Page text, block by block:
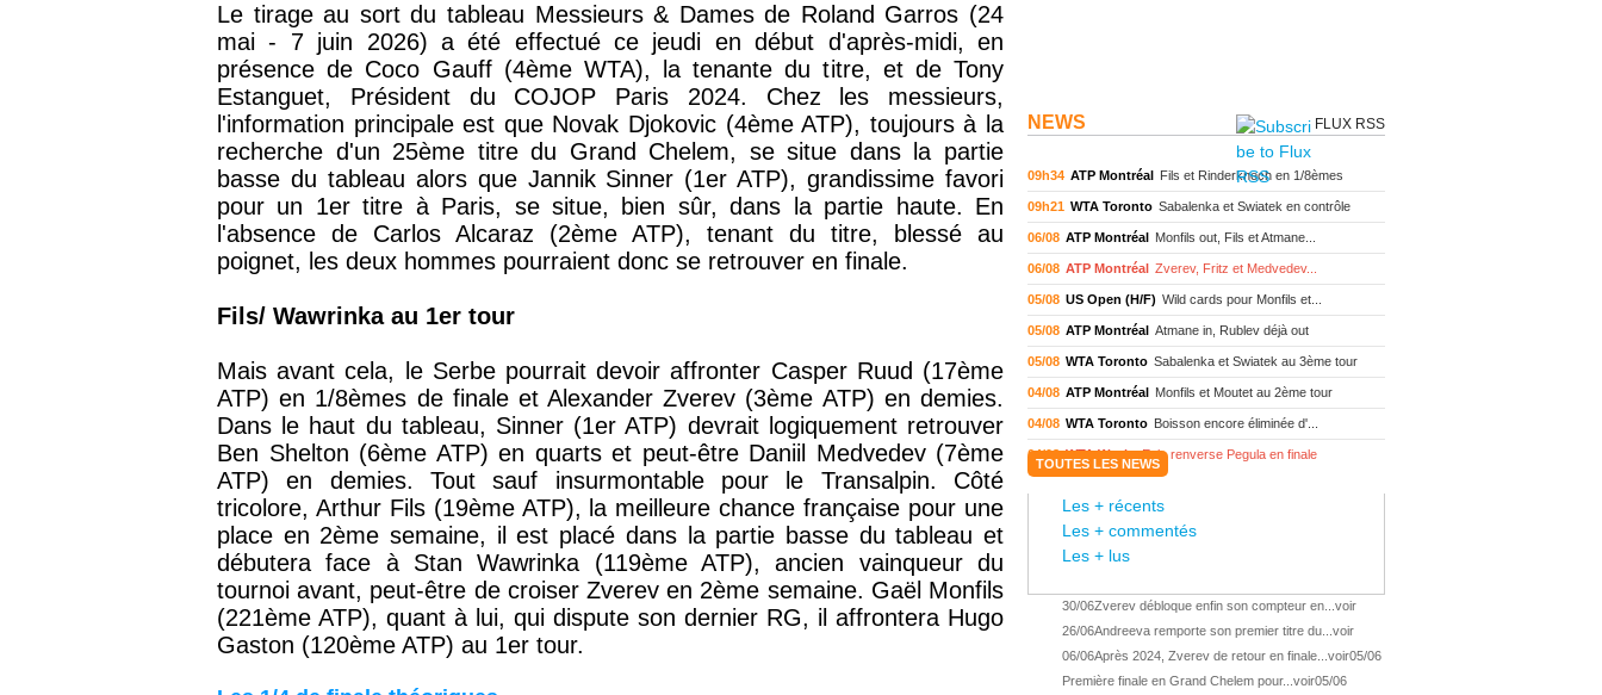
Le tirage au sort du tableau Messieurs & Dames de Roland Garros (24
mai - 7 juin 2026) a été effectué ce jeudi en début d'après-midi, en
présence de Coco Gauff (4ème WTA), la tenante du titre, et de Tony
Estanguet, Président du COJOP Paris 2024. Chez les messieurs,
l'information principale est que Novak Djokovic (4ème ATP), toujours à la
recherche d'un 25ème titre du Grand Chelem, se situe dans la partie
basse du tableau alors que Jannik Sinner (1er ATP), grandissime favori
pour un 1er titre à Paris, se situe, bien sûr, dans la partie haute. En
l'absence de Carlos Alcaraz (2ème ATP), tenant du titre, blessé au
poignet, les deux hommes pourraient donc se retrouver en finale.
Fils/ Wawrinka au 1er tour
Mais avant cela, le Serbe pourrait devoir affronter Casper Ruud (17ème
ATP) en 1/8èmes de finale et Alexander Zverev (3ème ATP) en demies.
Dans le haut du tableau, Sinner (1er ATP) devrait logiquement retrouver
Ben Shelton (6ème ATP) en quarts et peut-être Daniil Medvedev (7ème
ATP) en demies. Tout sauf insurmontable pour le Transalpin. Côté
tricolore, Arthur Fils (19ème ATP), la meilleure chance française pour une
place en 2ème semaine, il est placé dans la partie basse du tableau et
débutera face à Stan Wawrinka (119ème ATP), ancien vainqueur du
tournoi avant, peut-être de croiser Zverev en 2ème semaine. Gaël Monfils
(221ème ATP), quant à lui, qui dispute son dernier RG, il affrontera Hugo
Gaston (120ème ATP) au 1er tour.
NEWS FLUX RSS
09h34 ATP Montréal Fils et Rinderknech en 1/8èmes
09h21 WTA Toronto Sabalenka et Swiatek en contrôle
06/08 ATP Montréal Monfils out, Fils et Atmane...
06/08 ATP Montréal Zverev, Fritz et Medvedev...
05/08 US Open (H/F) Wild cards pour Monfils et...
05/08 ATP Montréal Atmane in, Rublev déjà out
05/08 WTA Toronto Sabalenka et Swiatek au 3ème tour
04/08 ATP Montréal Monfils et Moutet au 2ème tour
04/08 WTA Toronto Boisson encore éliminée d'...
04/08 WTA Wash. Eala renverse Pegula en finale
WTA Memphis Liutova, 16 ans et déjà titrée
ATP Wash.
WTA Wash. Eala domine Svitolina
ATP Wash. De Minaur éliminé en 1/4
TOUTES LES NEWS
Les + récents
Les + commentés
Les + lus
30/06Zverev débloque enfin son compteur en... voir
26/06Andreeva remporte son premier titre du... voir
06/06Après 2024, Zverev de retour en finale... voir05/06
Première finale en Grand Chelem pour... voir05/06